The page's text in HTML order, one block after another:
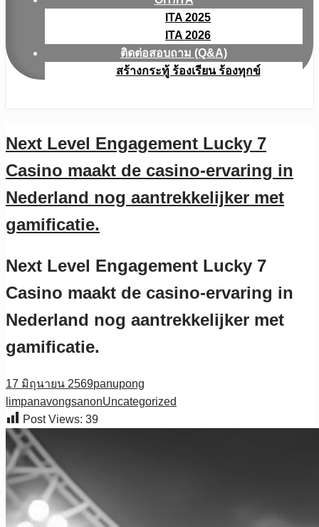
ITA 2025
ITA 2026
ติดต่อสอบถาม (Q&A)
สร้างกระทู้ ร้องเรียน ร้องทุกข์
Next Level Engagement Lucky 7
Casino maakt de casino-ervaring in
Nederland nog aantrekkelijker met
gamificatie.
Next Level Engagement Lucky 7
Casino maakt de casino-ervaring in
Nederland nog aantrekkelijker met
gamificatie.
17 มิถุนายน 2569panupong
limpanavongsanonUncategorized
Post Views: 39